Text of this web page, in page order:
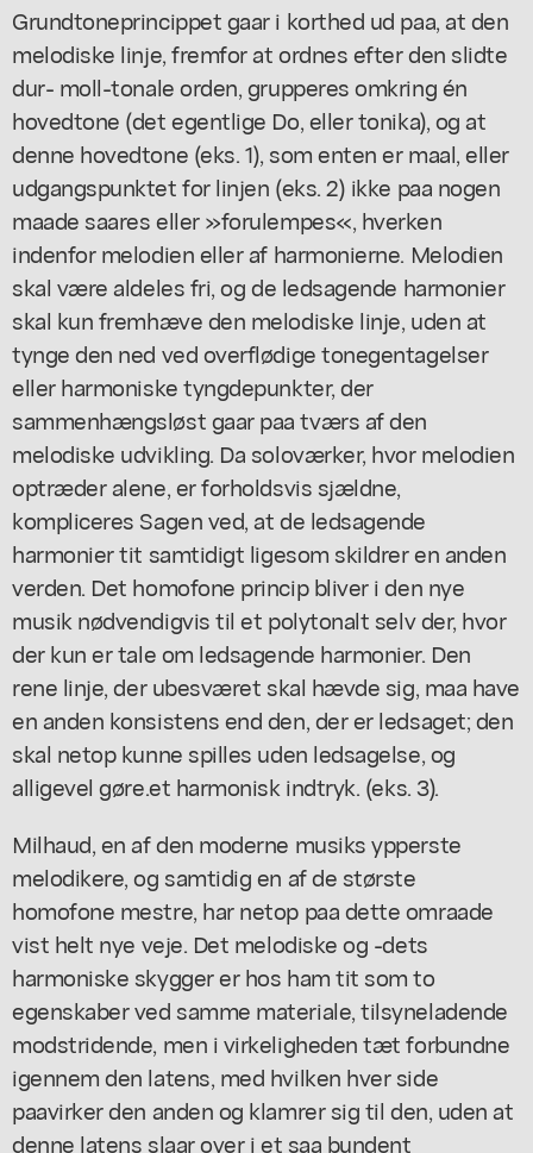
Grundtoneprincippet gaar i korthed ud paa, at den
melodiske linje, fremfor at ordnes efter den slidte
dur- moll-tonale orden, grupperes omkring én
hovedtone (det egentlige Do, eller tonika), og at
denne hovedtone (eks. 1), som enten er maal, eller
udgangspunktet for linjen (eks. 2) ikke paa nogen
maade saares eller »forulempes«, hverken
indenfor melodien eller af harmonierne. Melodien
skal være aldeles fri, og de ledsagende harmonier
skal kun fremhæve den melodiske linje, uden at
tynge den ned ved overflødige tonegentagelser
eller harmoniske tyngdepunkter, der
sammenhængsløst gaar paa tværs af den
melodiske udvikling. Da soloværker, hvor melodien
optræder alene, er forholdsvis sjældne,
kompliceres Sagen ved, at de ledsagende
harmonier tit samtidigt ligesom skildrer en anden
verden. Det homofone princip bliver i den nye
musik nødvendigvis til et polytonalt selv der, hvor
der kun er tale om ledsagende harmonier. Den
rene linje, der ubesværet skal hævde sig, maa have
en anden konsistens end den, der er ledsaget; den
skal netop kunne spilles uden ledsagelse, og
alligevel gøre.et harmonisk indtryk. (eks. 3).
Milhaud, en af den moderne musiks ypperste
melodikere, og samtidig en af de største
homofone mestre, har netop paa dette omraade
vist helt nye veje. Det melodiske og -dets
harmoniske skygger er hos ham tit som to
egenskaber ved samme materiale, tilsyneladende
modstridende, men i virkeligheden tæt forbundne
igennem den latens, med hvilken hver side
paavirker den anden og klamrer sig til den, uden at
denne latens slaar over i et saa bundent